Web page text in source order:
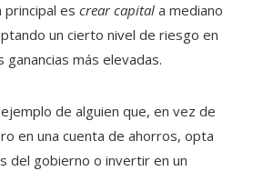
es crear capital a mediano
un cierto nivel de riesgo en
ganancias más elevadas.
de alguien que, en vez de
en una cuenta de ahorros, opta
del gobierno o invertir en un